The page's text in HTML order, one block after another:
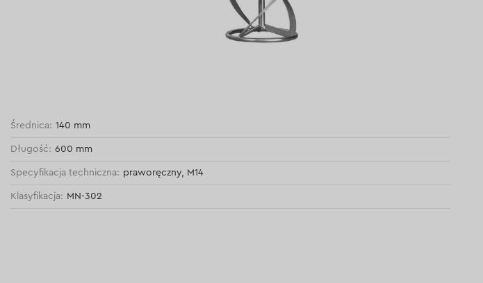
Średnica: 140 mm
Długość: 600 mm
Specyfikacja techniczna: praworęczny, M14
Klasyfikacja: MN-302